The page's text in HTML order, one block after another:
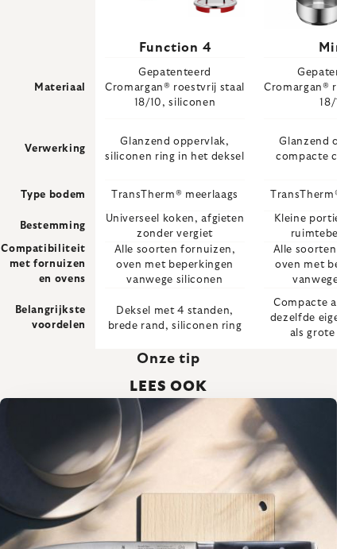
Function 4 Mini
Materiaal
Gepatenteerd
Cromargan® roestvrij staal
18/10, siliconen
Cromargan®
18/10
Verwerking
Glanzend oppervlak,
siliconen ring in het deksel
Glanzend
compacte
Type bodem TransTherm® meerlaags TransTherm®
Bestemming
Universeel koken, afgieten
zonder vergiet
Kleine porties,
Compatibiliteit
met fornuizen
en ovens
Alle soorten fornuizen,
oven met beperkingen
vanwege siliconen
Alle soorten
oven met
vanwege
Belangrijkste
voordelen
Deksel met 4 standen,
brede rand, siliconen ring
Compacte
dezelfde
als grote
Onze tip
LEES OOK